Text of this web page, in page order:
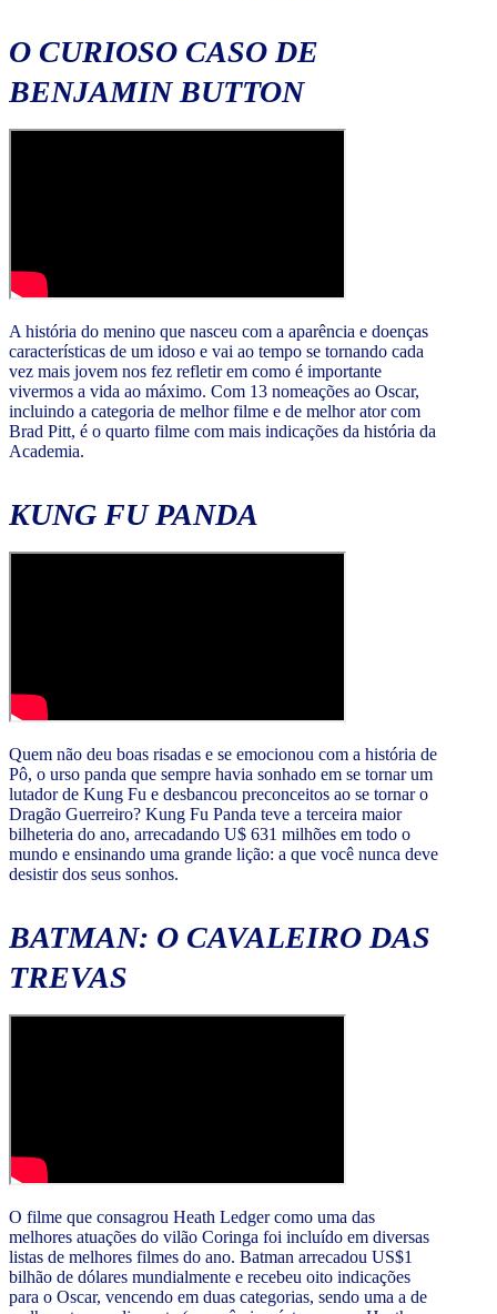
O CURIOSO CASO DE
BENJAMIN BUTTON
A história do menino que nasceu com a aparência e doenças
características de um idoso e vai ao tempo se tornando cada
vez mais jovem nos fez refletir em como é importante
vivermos a vida ao máximo. Com 13 nomeações ao Oscar,
incluindo a categoria de melhor filme e de melhor ator com
Brad Pitt, é o quarto filme com mais indicações da história da
Academia.
KUNG FU PANDA
Quem não deu boas risadas e se emocionou com a história de
Pô, o urso panda que sempre havia sonhado em se tornar um
lutador de Kung Fu e desbancou preconceitos ao se tornar o
Dragão Guerreiro? Kung Fu Panda teve a terceira maior
bilheteria do ano, arrecadando U$ 631 milhões em todo o
mundo e ensinando uma grande lição: a que você nunca deve
desistir dos seus sonhos.
BATMAN: O CAVALEIRO DAS
TREVAS
O filme que consagrou Heath Ledger como uma das
melhores atuações do vilão Coringa foi incluído em diversas
listas de melhores filmes do ano. Batman arrecadou US$1
bilhão de dólares mundialmente e recebeu oito indicações
para o Oscar, vencendo em duas categorias, sendo uma a de